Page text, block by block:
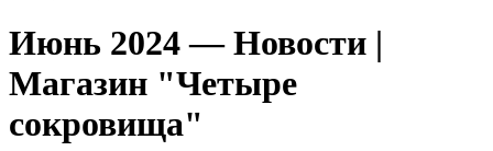
Июнь 2024 — Новости |
Магазин "Четыре
сокровища"